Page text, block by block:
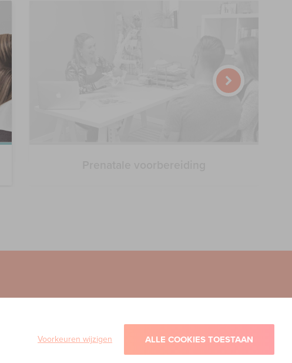
Voorkeuren wijzigen ALLE COOKIES TOESTAAN